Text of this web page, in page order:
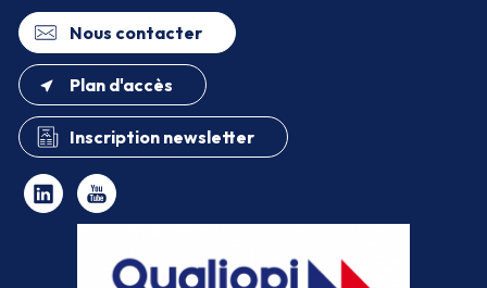
Nous contacter
Plan d'accès
Inscription newsletter